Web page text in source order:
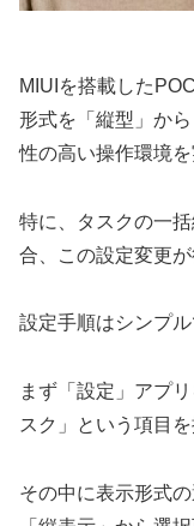
MIUIを搭載した
形式を「縦型」か
性の高い操作環境を
特に、タスクの一
合、この設定変更が
設定手順はシンプル
まず「設定」アプ
スク」という項目を
その中に表示形式